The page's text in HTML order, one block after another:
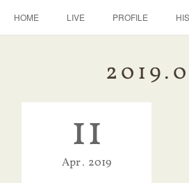
HOME LIVE PROFILE
2019.
11
Apr 2019